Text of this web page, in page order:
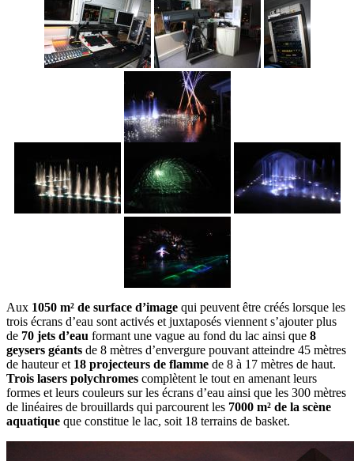
Aux 1050 m² de surface d’image qui peuvent être créés lorsque les
trois écrans d’eau sont activés et juxtaposés viennent s’ajouter plus
de 70 jets d’eau formant une vague au fond du lac ainsi que 8
geysers géants de 8 mètres d’envergure pouvant atteindre 45 mètres
de hauteur et 18 projecteurs de flamme de 8 à 17 mètres de haut.
Trois lasers polychromes complètent le tout en amenant leurs
formes et leurs couleurs sur les écrans d’eau ainsi que les 300 mètres
de linéaires de brouillards qui parcourent les 7000 m² de la scène
aquatique que constitue le lac, soit 18 terrains de basket.